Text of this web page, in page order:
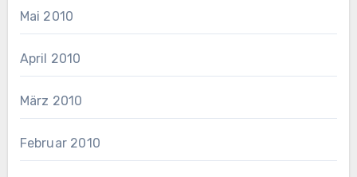
Mai 2010
April 2010
März 2010
Februar 2010